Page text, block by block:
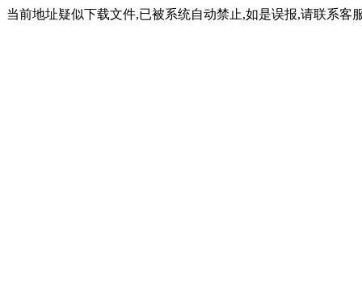
当前地址疑似下载文件,已被系统自动禁止,如是误报,请联系客